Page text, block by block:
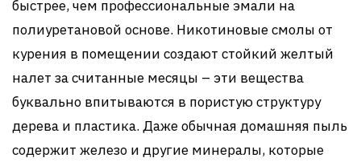
быстрее, чем профессиональные эмали на
полиуретановой основе. Никотиновые смолы от
курения в помещении создают стойкий желтый
налет за считанные месяцы – эти вещества
буквально впитываются в пористую структуру
дерева и пластика. Даже обычная домашняя пыль
содержит железо и другие минералы, которые